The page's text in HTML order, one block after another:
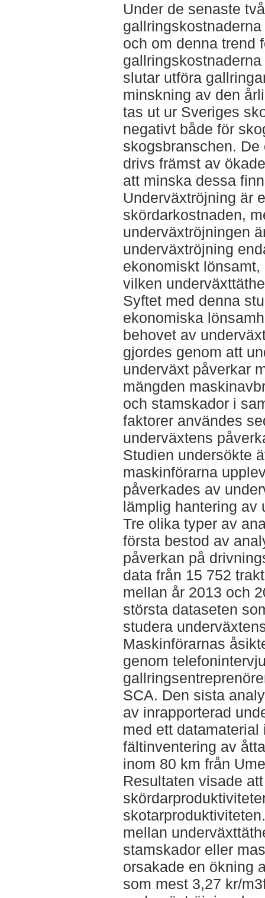
Under de senaste
och om denna trend
slutar utföra
minskning av den
tas ut ur Sveriges
negativt både för
skogsbranschen.
drivs främst av
att minska dessa
Underväxtröjning är
skördarkostnaden,
underväxtröjningen
underväxtröjning
ekonomiskt
vilken
Syftet med denna
ekonomiska
behovet av
gjordes genom att
underväxt påverkar
mängden
och stamskador i
faktorer användes
underväxtens
Studien undersökte
maskinförarna
påverkades av
lämplig hantering av
Tre olika typer av
första bestod av
påverkan på
data från 15 752
mellan år 2013 och
största dataseten
studera
Maskinförarnas
genom
SCA. Den sista
av inrapporterad
med ett
fältinventering av
inom 80 km från
Resultaten visade
mellan
stamskador eller
orsakade en ökning
som mest 3,27 kr/